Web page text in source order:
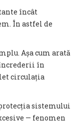
încât
În astfel de
Așa cum arată
în
circulația
sistemului
— fenomen